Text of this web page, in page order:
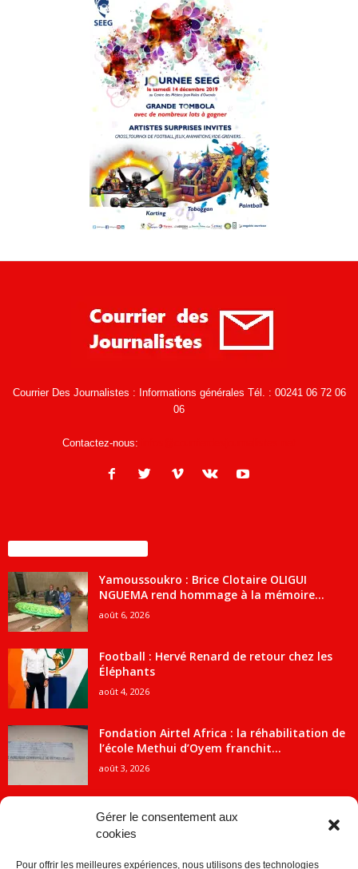
Gérer le consentement aux
cookies
Pour offrir les meilleures expériences, nous utilisons des technologies
Courrier Des Journalistes : Informations générales Tél. : 00241 06 72 06
06
Contactez-nous:
Yamoussoukro : Brice Clotaire OLIGUI
NGUEMA rend hommage à la mémoire...
août 6, 2026
Football : Hervé Renard de retour chez les
Éléphants
août 4, 2026
Fondation Airtel Africa : la réhabilitation de
l’école Methui d’Oyem franchit...
août 3, 2026